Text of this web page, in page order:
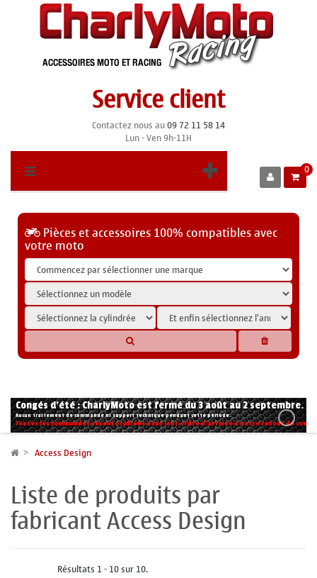
Service client
Contactez nous au09 72 11 58 14
Lun - Ven 9h-11H
0
Pièces et accessoires 100% compatibles avec
votre moto
Congés d'été : CharlyMoto est fermé du 3 août au 2 septembre.
Aucun traitement de commande ni support technique pendant cette période.
Toutes les commandes seront traitées dans leur ordre d'arrivée à notre retour de
Access Design
Liste de produits par
fabricant Access Design
Résultats 1 - 10 sur 10.